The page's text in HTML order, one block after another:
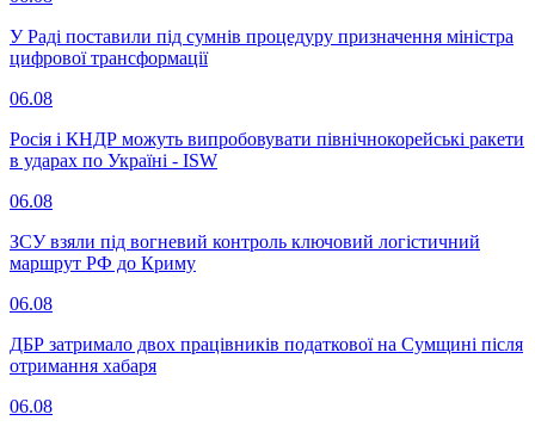
У Раді поставили під сумнів процедуру призначення міністра
цифрової трансформації
06.08
Росія і КНДР можуть випробовувати північнокорейські ракети
в ударах по Україні - ISW
06.08
ЗСУ взяли під вогневий контроль ключовий логістичний
маршрут РФ до Криму
06.08
ДБР затримало двох працівників податкової на Сумщині після
отримання хабаря
06.08